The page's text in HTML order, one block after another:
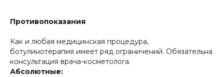
Противопоказания
Как и любая медицинская процедура,
ботулинотерапия имеет ряд ограничений. Обязательна
консультация врача-косметолога.
Абсолютные: